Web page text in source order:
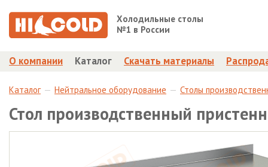
Холодильные столы
№1 в России
О компании Каталог Скачать материалы
Каталог Нейтральное оборудование Столы
Стол производственный